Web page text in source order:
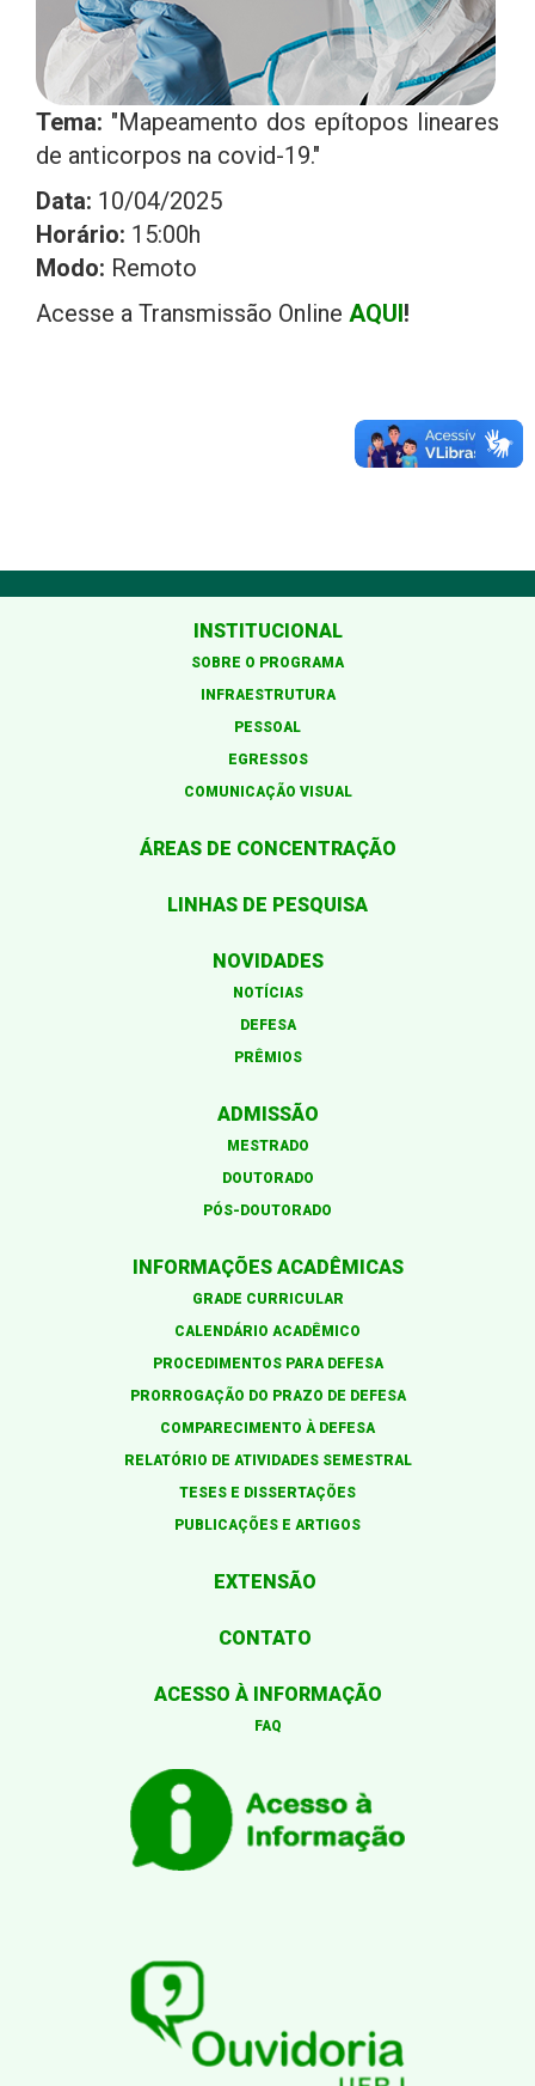
Tema: "Mapeamento dos epítopos lineares
de anticorpos na covid-19."
Data: 10/04/2025
Horário: 15:00h
Modo: Remoto
Acesse a Transmissão Online AQUI!
INSTITUCIONAL
SOBRE O PROGRAMA
INFRAESTRUTURA
PESSOAL
EGRESSOS
COMUNICAÇÃO VISUAL
ÁREAS DE CONCENTRAÇÃO
LINHAS DE PESQUISA
NOVIDADES
NOTÍCIAS
DEFESA
PRÊMIOS
ADMISSÃO
MESTRADO
DOUTORADO
PÓS-DOUTORADO
INFORMAÇÕES ACADÊMICAS
GRADE CURRICULAR
CALENDÁRIO ACADÊMICO
PROCEDIMENTOS PARA DEFESA
PRORROGAÇÃO DO PRAZO DE DEFESA
COMPARECIMENTO À DEFESA
RELATÓRIO DE ATIVIDADES SEMESTRAL
TESES E DISSERTAÇÕES
PUBLICAÇÕES E ARTIGOS
EXTENSÃO
CONTATO
ACESSO À INFORMAÇÃO
FAQ
Desenvolvido por: